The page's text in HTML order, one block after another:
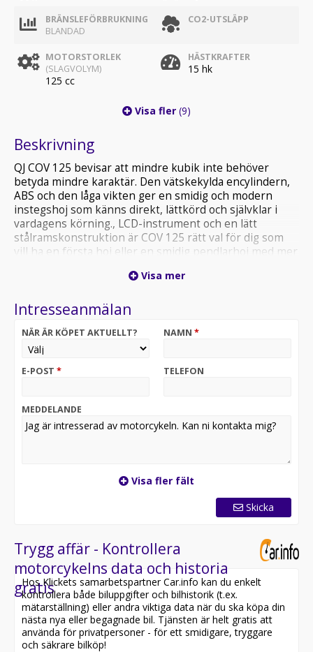
BRÄNSLEFÖRBRUKNING
BLANDAD
CO2-UTSLÄPP
MOTORSTORLEK
(SLAGVOLYM)
125 cc
HÄSTKRAFTER
15 hk
Visa fler (9)
Beskrivning
QJ COV 125 bevisar att mindre kubik inte behöver
betyda mindre karaktär. Den vätskekylda encylindern,
ABS och den låga vikten ger en smidig och modern
instegshoj som känns direkt, lättkörd och självklar i
vardagens körning., LCD-instrument och en lätt
stålramskonstruktion är COV 125 rätt val för dig som
vill ha en första hoj eller en smidig pendlarhoj med mer
-Frakt och hemleverans möjligt
PowersportCenter Sundsvall
UTV så har vi alltid ett brett utbud av både nytt och
Slå en signal eller kom in så svarar vi på alla frågor ni
har kring fordonen, finansiering, verkstadsjobb eller
Visa mer
Intresseanmälan
NÄR ÄR KÖPET AKTUELLT? NAMN *
E-POST * TELEFON
MEDDELANDE
Visa fler fält
Skicka
Trygg affär - Kontrollera
motorcykelns data och historia
gratis
Hos Klickets samarbetspartner Car.info kan du enkelt
kontrollera både biluppgifter och bilhistorik (t.ex.
mätarställning) eller andra viktiga data när du ska köpa din
nästa nya eller begagnade bil. Tjänsten är helt gratis att
använda för privatpersoner - för ett smidigare, tryggare
och säkrare bilköp!